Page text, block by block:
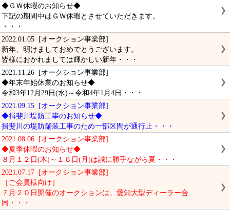
◆ＧＷ休暇のお知らせ◆
下記の期間中はＧＷ休暇とさせていただきます。
・・・
2022.01.05 [オークション事業部]
新年、明けましておめでとうございます。
皆様におかれましては輝かしい新年・・・
2021.11.26 [オークション事業部]
◆年末年始休業のお知らせ◆
令和3年12月29日(水)～令和4年1月4日・・・
2021.09.15 [オークション事業部]
◆揖斐川堤防工事のお知らせ◆
揖斐川の堤防舗装工事のため一部区間が通行止・・・
2021.08.06 [オークション事業部]
◆夏季休暇のお知らせ◆
８月１２日(木)～１６日(月)は誠に勝手ながら夏・・・
2021.07.17 [オークション事業部]
［ご会員様向け］
７月２０日開催のオークションは、愛知大型ディーラー合
同・・・